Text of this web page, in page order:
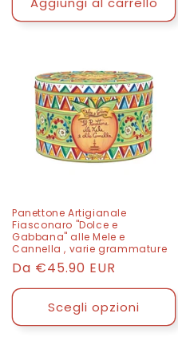
Panettone Artigianale
Fiasconaro "Dolce e
Gabbana" alle Mele e
Cannella , varie grammature
Prezzo
di
listino
Da €45.90 EUR
Scegli opzioni